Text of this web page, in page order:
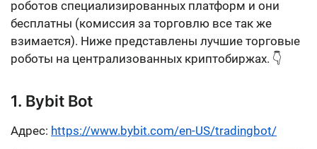
роботов специализированных платформ и они
бесплатны (комиссия за торговлю все так же
взимается). Ниже представлены лучшие торговые
роботы на централизованных криптобиржах. 👇
1. Bybit Bot
Адрес: https://www.bybit.com/en-US/tradingbot/